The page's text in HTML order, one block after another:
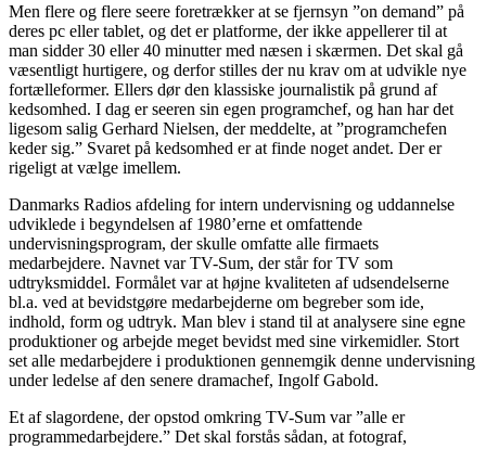
Men flere og flere seere foretrækker at se fjernsyn ”on demand” på
deres pc eller tablet, og det er platforme, der ikke appellerer til at
man sidder 30 eller 40 minutter med næsen i skærmen. Det skal gå
væsentligt hurtigere, og derfor stilles der nu krav om at udvikle nye
fortælleformer. Ellers dør den klassiske journalistik på grund af
kedsomhed. I dag er seeren sin egen programchef, og han har det
ligesom salig Gerhard Nielsen, der meddelte, at ”programchefen
keder sig.” Svaret på kedsomhed er at finde noget andet. Der er
rigeligt at vælge imellem.
Danmarks Radios afdeling for intern undervisning og uddannelse
udviklede i begyndelsen af 1980’erne et omfattende
undervisningsprogram, der skulle omfatte alle firmaets
medarbejdere. Navnet var TV-Sum, der står for TV som
udtryksmiddel. Formålet var at højne kvaliteten af udsendelserne
bl.a. ved at bevidstgøre medarbejderne om begreber som ide,
indhold, form og udtryk. Man blev i stand til at analysere sine egne
produktioner og arbejde meget bevidst med sine virkemidler. Stort
set alle medarbejdere i produktionen gennemgik denne undervisning
under ledelse af den senere dramachef, Ingolf Gabold.
Et af slagordene, der opstod omkring TV-Sum var ”alle er
programmedarbejdere.” Det skal forstås sådan, at fotograf,